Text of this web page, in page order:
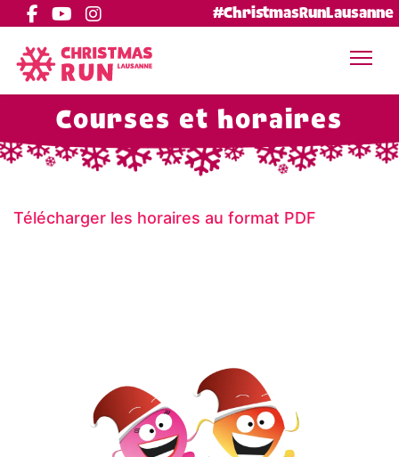
#ChristmasRunLausanne
Courses et horaires
Télécharger les horaires au format PDF